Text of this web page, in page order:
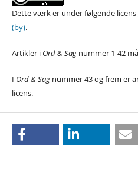
Dette værk er under følgende licens
(by).
Artikler i Ord & Sagnummer 1-42
I Ord & Sagnummer 43 og frem er
licens.